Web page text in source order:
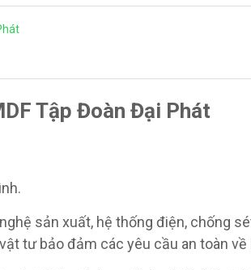
Tập Đoàn Đại Phát
sản xuất, hệ thống điện, chống
tư bảo đảm các yêu cầu an toàn về